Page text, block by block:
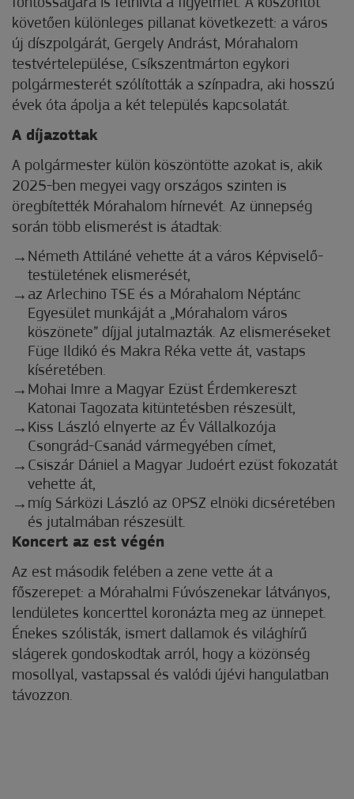
fontosságára is felhívta a figyelmet. A köszöntőt
követően különleges pillanat következett: a város
új díszpolgárát, Gergely Andrást, Mórahalom
testvértelepülése, Csíkszentmárton egykori
polgármesterét szólították a színpadra, aki hosszú
évek óta ápolja a két település kapcsolatát.
A díjazottak
A polgármester külön köszöntötte azokat is, akik
2025-ben megyei vagy országos szinten is
öregbítették Mórahalom hírnevét. Az ünnepség
során több elismerést is átadtak:
Németh Attiláné vehette át a város Képviselő-
testületének elismerését,
az Arlechino TSE és a Mórahalom Néptánc
Egyesület munkáját a „Mórahalom város
köszönete” díjjal jutalmazták. Az elismeréseket
Füge Ildikó és Makra Réka vette át, vastaps
kíséretében.
Mohai Imre a Magyar Ezüst Érdemkereszt
Katonai Tagozata kitüntetésben részesült,
Kiss László elnyerte az Év Vállalkozója
Csongrád-Csanád vármegyében címet,
Csiszár Dániel a Magyar Judoért ezüst fokozatát
vehette át,
míg Sárközi László az OPSZ elnöki dicséretében
és jutalmában részesült.
Koncert az est végén
Az est második felében a zene vette át a
főszerepet: a Mórahalmi Fúvószenekar látványos,
lendületes koncerttel koronázta meg az ünnepet.
Énekes szólisták, ismert dallamok és világhírű
slágerek gondoskodtak arról, hogy a közönség
mosollyal, vastapssal és valódi újévi hangulatban
távozzon.